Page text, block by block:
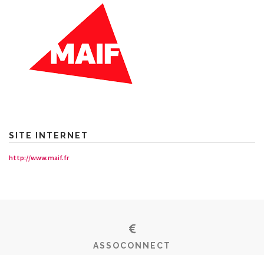
SITE INTERNET
http://www.maif.fr
ASSOCONNECT